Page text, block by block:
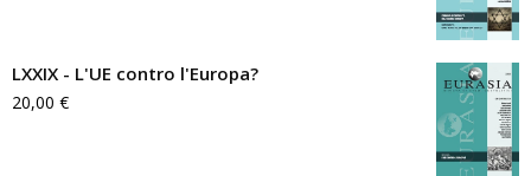
LXXIX - L'UE contro l'Europa?
20,00 €